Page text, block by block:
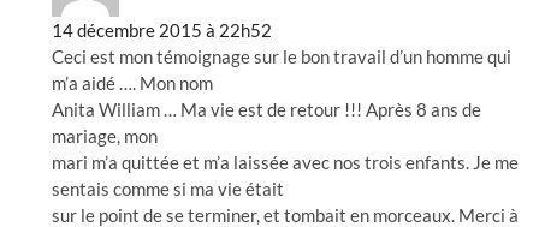
14 décembre 2015 à 22h52
Ceci est mon témoignage sur le bon travail d’un homme qui
m’a aidé …. Mon nom
Anita William … Ma vie est de retour !!! Après 8 ans de
mariage, mon
mari m’a quittée et m’a laissée avec nos trois enfants. Je me
sentais comme si ma vie était
sur le point de se terminer, et tombait en morceaux. Merci à